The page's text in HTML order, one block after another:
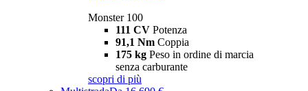
Monster 100
111 CV Potenza
91,1 Nm Coppia
175 kg Peso in ordine di marcia
senza carburante
scopri di più